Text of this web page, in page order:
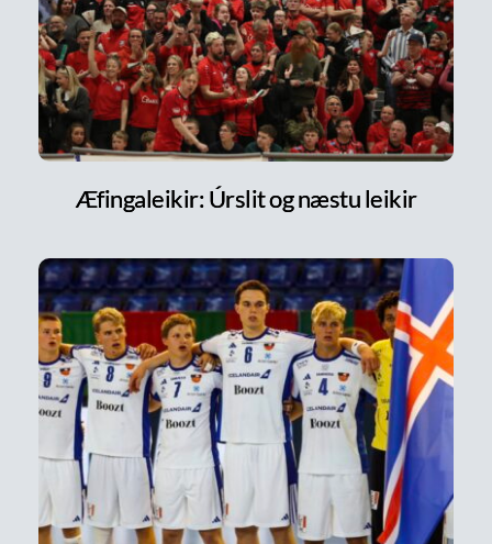
Æfingaleikir: Úrslit og næstu leikir